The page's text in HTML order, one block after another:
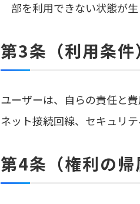
部を利用できない状態が
第3条（利用条件
ユーザーは、自らの責任と
ネット接続回線、セキュリ
第4条（権利の帰